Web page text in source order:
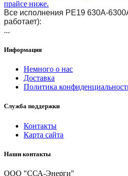
прайсе ниже.
Все исполнения РЕ19 630А-
работает):
...
Информация
Немного о нас
Доставка
Политика
Служба поддержки
Контакты
Карта сайта
Наши контакты
ООО "ССА-Энерги"